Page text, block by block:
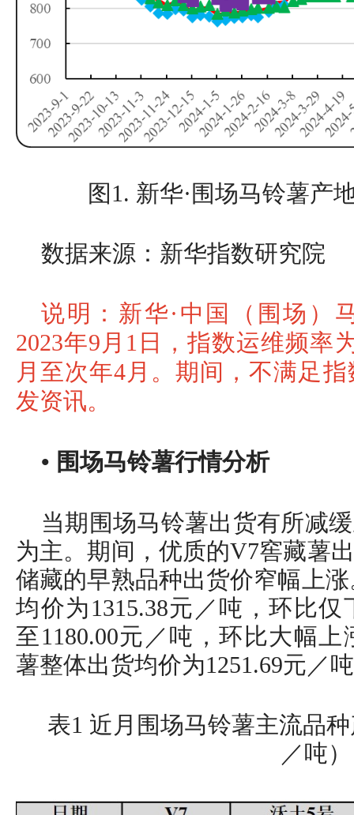
图1. 新华·围场马铃薯产
数据来源：新华指数研究院
说明：新华·中国（围场）
2023年9月1日，指数运维频率
月至次年4月。期间，不满足
发资讯。
• 围场马铃薯行情分析
当期围场马铃薯出货有所减
为主。期间，优质的V7窖藏薯
储藏的早熟品种出货价窄幅上
均价为1315.38元／吨，环比
至1180.00元／吨，环比大幅
薯整体出货均价为1251.69元／
表1 近月围场马铃薯主流品
／吨）